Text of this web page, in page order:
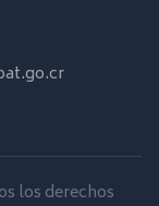
los derechos